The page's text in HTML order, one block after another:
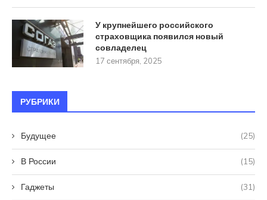
У крупнейшего российского
страховщика появился новый
совладелец
17 сентября, 2025
РУБРИКИ
Будущее (25)
В России (15)
Гаджеты (31)